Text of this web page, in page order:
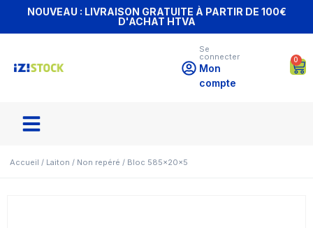
NOUVEAU : LIVRAISON GRATUITE À PARTIR DE 100€
D'ACHAT HTVA
Se
connecter
Mon
compte
0
Accueil / Laiton / Non repéré / Bloc 585x20x5